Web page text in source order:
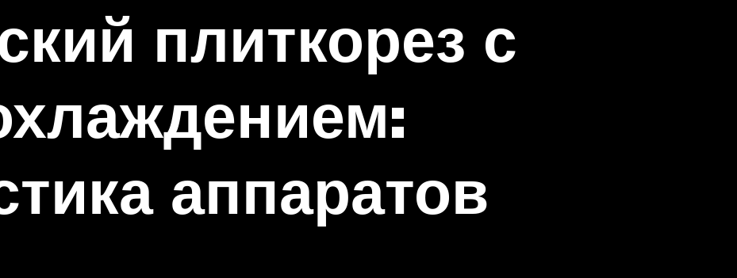
плиткорез с
аппаратов